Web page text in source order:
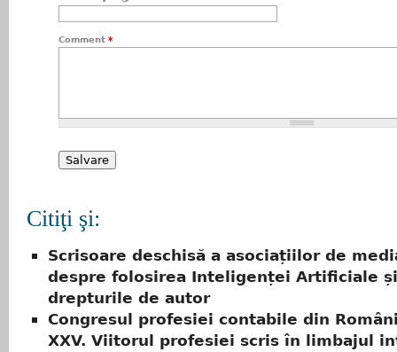
Comment *
Citiţi şi:
Scrisoare deschisă a asociațiilor de
despre folosirea Inteligenței Artificiale și
drepturile de autor
Congresul profesiei contabile din
XXV. Viitorul profesiei scris în limbajul